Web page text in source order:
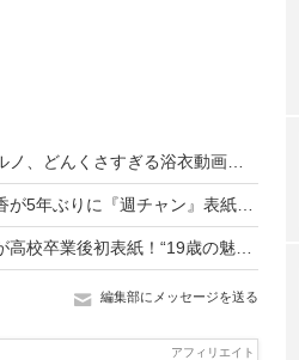
編集部にメッセージを送る